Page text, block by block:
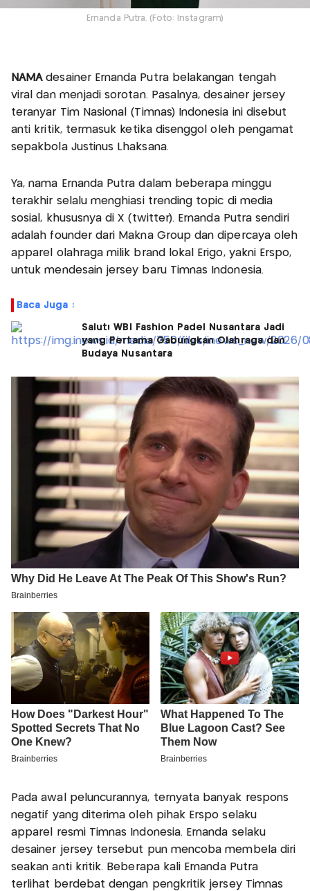
Ernanda Putra. (Foto: Instagram)
NAMAdesainer Ernanda Putra belakangan tengah
viral dan menjadi sorotan. Pasalnya, desainer jersey
teranyar Tim Nasional (Timnas) Indonesia ini disebut
anti kritik, termasuk ketika disenggol oleh pengamat
sepakbola Justinus Lhaksana.
Ya, nama Ernanda Putra dalam beberapa minggu
terakhir selalu menghiasi trending topic di media
sosial, khususnya di X (twitter). Ernanda Putra sendiri
adalah founder dari Makna Group dan dipercaya oleh
apparel olahraga milik brand lokal Erigo, yakni Erspo,
untuk mendesain jersey baru Timnas Indonesia.
Baca Juga :
Salut! WBI Fashion Padel Nusantara Jadi
yang Pertama Gabungkan Olahraga dan
Budaya Nusantara
Pada awal peluncurannya, ternyata banyak respons
negatif yang diterima oleh pihak Erspo selaku
apparel resmi Timnas Indonesia. Ernanda selaku
desainer jersey tersebut pun mencoba membela diri
seakan anti kritik. Beberapa kali Ernanda Putra
terlihat berdebat dengan pengkritik jersey Timnas